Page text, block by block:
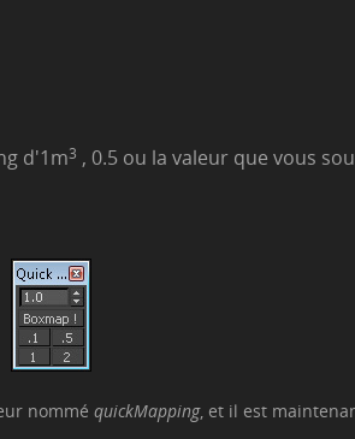
d'1m3 , 0.5 ou la valeur que vous
nomméquickMapping, et il est